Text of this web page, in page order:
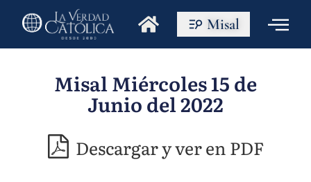
Misal
Misal Miércoles 15 de
Junio del 2022
Descargar y ver en PDF